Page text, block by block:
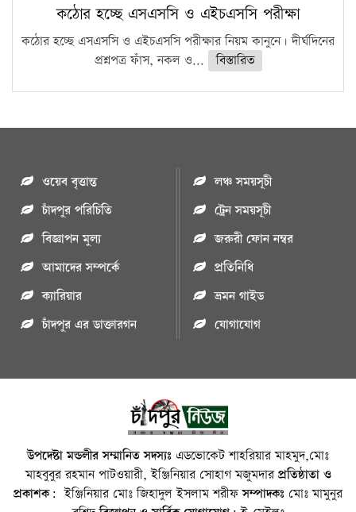
কঠোর হচ্ছে এসএসসি ও এইচএসসি পরীক্ষা
কঠোর হচ্ছে এসএসসি ও এইচএসসি পরীক্ষার নিয়ম কানুনে। দীর্ঘদিনের
প্রশ্নপত্র ফাঁস, নকল ও...
বিস্তারিত
ওয়েব বৃত্তান্ত
চাঁদপুর পরিচিতি
বিজ্ঞাপন মুল্য
আমাদের সম্পর্কে
ক্যারিয়ার
চাঁদপুর এর ডাক্তারগন
লঞ্চ সময়সূচী
ট্রেন সময়সূচী
জরুরী ফোন নম্বর
প্রতিনিধি
ভ্রমন গাইড
যোগাযোগ
উপদেষ্টা মন্ডলীর সম্মানিত সদস্যঃ এডভোকেট শাহরিয়ার মাহমুদ,মোঃ
মাহবুবুর রহমান পাটওয়ারী, ইঞ্জিনিয়ার সোহাগ মজুমদারপ্রতিষ্ঠাতা ও
প্রকাশক: ইঞ্জিনিয়ার মোঃ জিহাদুল ইসলাম শরীফসম্পাদকঃ মোঃ মামুনুর